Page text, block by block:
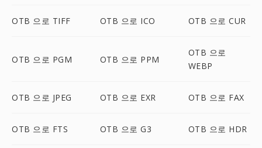
OTB 으로 TIFF OTB 으로 ICO OTB 으로 CUR
OTB 으로 PGM OTB 으로 PPM
OTB 으로
WEBP
OTB 으로 JPEG OTB 으로 EXR OTB 으로 FAX
OTB 으로 FTS OTB 으로 G3 OTB 으로 HDR